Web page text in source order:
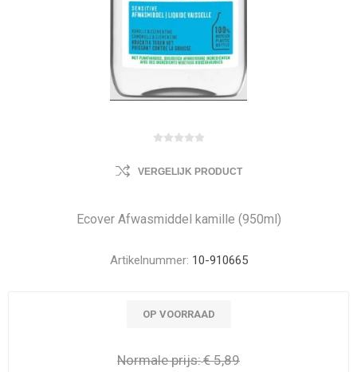
VERGELIJK PRODUCT
Ecover Afwasmiddel kamille (950ml)
Artikelnummer: 10-910665
OP VOORRAAD
Normale prijs:€ 5,89